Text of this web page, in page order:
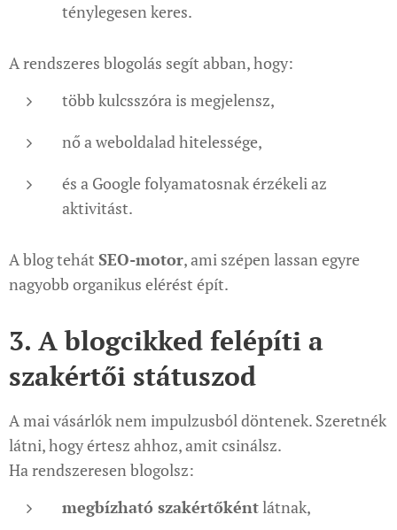
ténylegesen keres.
A rendszeres blogolás segít abban, hogy:
több kulcsszóra is megjelensz,
nő a weboldalad hitelessége,
és a Google folyamatosnak érzékeli az
aktivitást.
A blog tehát SEO-motor, ami szépen lassan egyre
nagyobb organikus elérést épít.
3. A blogcikked felépíti a
szakértői státuszod
A mai vásárlók nem impulzusból döntenek. Szeretnék
látni, hogy értesz ahhoz, amit csinálsz.
Ha rendszeresen blogolsz:
megbízható szakértőkéntlátnak,